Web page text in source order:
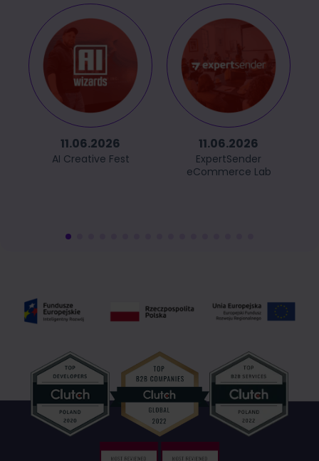
11.06.2026
AI Creative Fest
11.06.2026
ExpertSender
eCommerce Lab